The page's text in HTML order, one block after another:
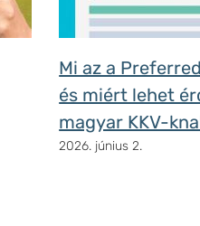
Mi az a
és miért lehet
magyar KKV-
2026. június 2.